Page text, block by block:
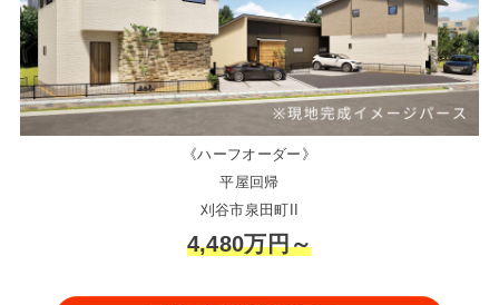
《ハーフオーダー》
平屋回帰
刈谷市泉田町II
4,480万円～